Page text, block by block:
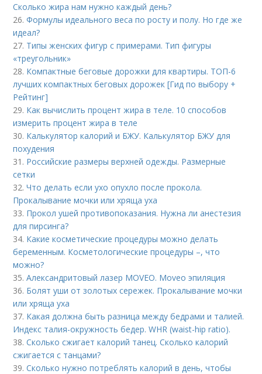
Сколько жира нам нужно каждый день?
26.Формулы идеального веса по росту и полу. Но где же
идеал?
27. Типы женских фигур с примерами. Тип фигуры
«треугольник»
28. Компактные беговые дорожки для квартиры. ТОП-6
лучших компактных беговых дорожек [Гид по выбору +
Рейтинг]
29. Как вычислить процент жира в теле. 10 способов
измерить процент жира в теле
30. Калькулятор калорий и БЖУ. Калькулятор БЖУ для
похудения
31. Российские размеры верхней одежды. Размерные
сетки
32.Что делать если ухо опухло после прокола.
Прокалывание мочки или хряща уха
33. Прокол ушей противопоказания. Нужна ли анестезия
для пирсинга?
34. Какие косметические процедуры можно делать
беременным. Косметологические процедуры –, что
можно?
35.Александритовый лазер MOVEO. Moveo эпиляция
36. Болят уши от золотых сережек. Прокалывание мочки
или хряща уха
37. Какая должна быть разница между бедрами и талией.
Индекс талия-окружность бедер. WHR (waist-hip ratio).
38.Сколько сжигает калорий танец. Сколько калорий
сжигается с танцами?
39.Сколько нужно потреблять калорий в день, чтобы